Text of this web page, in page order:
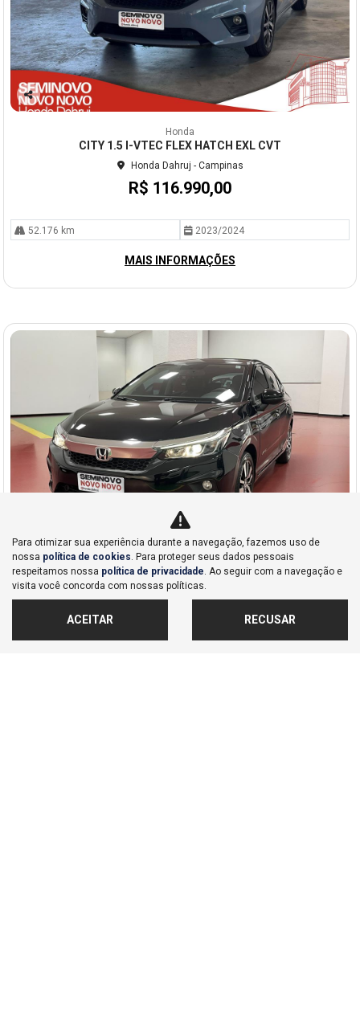
Co
Honda
CITY 1.5 I-VTEC FLEX HATCH EXL CVT
Honda Dahruj - Campinas
R$ 116.990,00
52.176 km 2023/2024
MAIS INFORMAÇÕES
Co
mp
arti
lhe
Honda
CITY 1.5 I-VTEC FLEX HATCH EXL CVT
Para otimizar sua experiência durante a navegação, fazemos uso de
nossa política de cookies. Para proteger seus dados pessoais
respeitamos nossa política de privacidade. Ao seguir com a navegação e
visita você concorda com nossas políticas.
ACEITAR RECUSAR